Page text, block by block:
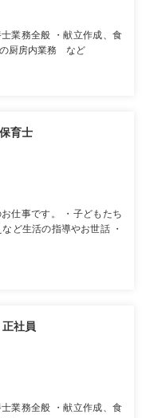
業務全般 ・献立作成、食
の厨房内業務 など
育士
仕事です。 ・子どもたち
ど生活の指導やお世話 ・
社員
業務全般 ・献立作成、食